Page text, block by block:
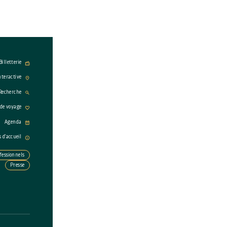
Billetterie
Recherche
voyage
Agenda
d'accueil
Presse